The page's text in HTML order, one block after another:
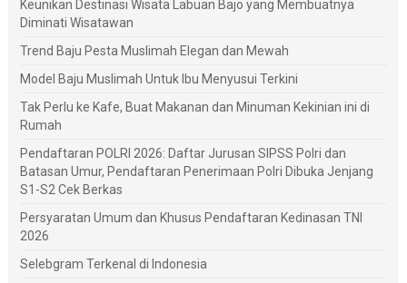
Keunikan Destinasi Wisata Labuan Bajo yang Membuatnya
Diminati Wisatawan
Trend Baju Pesta Muslimah Elegan dan Mewah
Model Baju Muslimah Untuk Ibu Menyusui Terkini
Tak Perlu ke Kafe, Buat Makanan dan Minuman Kekinian ini di
Rumah
Pendaftaran POLRI 2026: Daftar Jurusan SIPSS Polri dan
Batasan Umur, Pendaftaran Penerimaan Polri Dibuka Jenjang
S1-S2 Cek Berkas
Persyaratan Umum dan Khusus Pendaftaran Kedinasan TNI
2026
Selebgram Terkenal di Indonesia